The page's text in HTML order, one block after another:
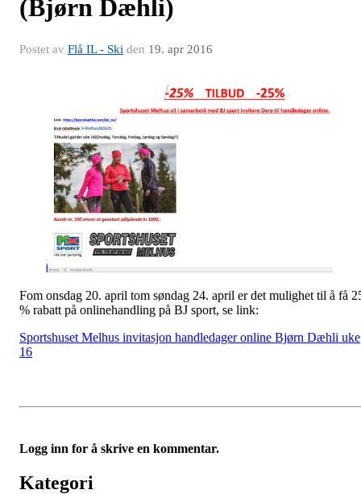
(Bjørn Dæhli)
Postet av Flå IL - Ski den 19. apr 2016
Fom onsdag 20. april tom søndag 24. april er det mulighet til å få
% rabatt på onlinehandling på BJ sport, se link:
Sportshuset Melhus invitasjon handledager online Bjørn Dæhli uke
16
Logg inn for å skrive en kommentar.
Kategori